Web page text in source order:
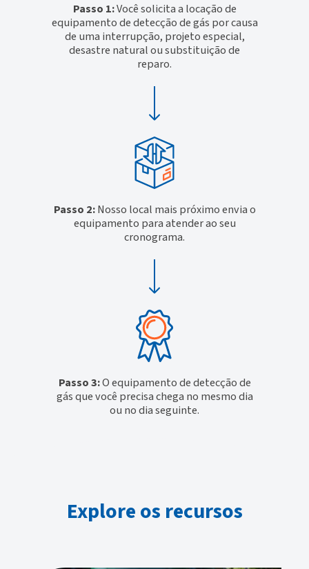
Passo 1:Você solicita a locação de
equipamento de detecção de gás por causa
de uma interrupção, projeto especial,
desastre natural ou substituição de
reparo.
Passo 2:Nosso local mais próximo envia o
equipamento para atender ao seu
cronograma.
Passo 3:O equipamento de detecção de
gás que você precisa chega no mesmo dia
ou no dia seguinte.
Explore os recursos